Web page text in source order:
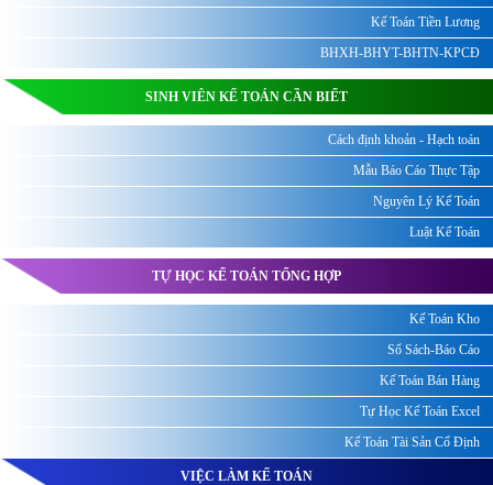
Kế Toán Tiền Lương
BHXH-BHYT-BHTN-KPCĐ
SINH VIÊN KẾ TOÁN CẦN BIẾT
Cách định khoản - Hạch toán
Mẫu Báo Cáo Thực Tập
Nguyên Lý Kế Toán
Luật Kế Toán
TỰ HỌC KẾ TOÁN TỔNG HỢP
Kế Toán Kho
Sổ Sách-Báo Cáo
Kế Toán Bán Hàng
Tự Học Kế Toán Excel
Kế Toán Tài Sản Cố Định
VIỆC LÀM KẾ TOÁN